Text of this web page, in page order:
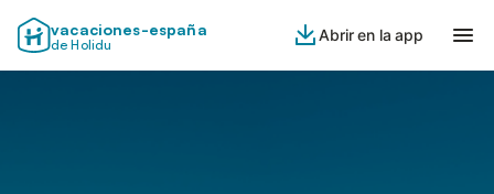
vacaciones-españa
de Holidu
Abrir en la app